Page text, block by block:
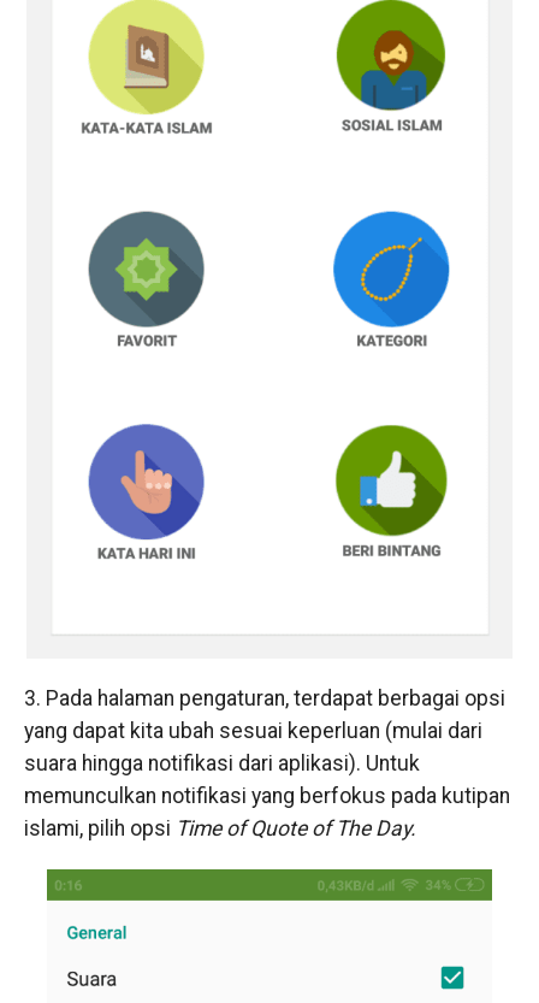
3. Pada halaman pengaturan, terdapat berbagai opsi
yang dapat kita ubah sesuai keperluan (mulai dari
suara hingga notifikasi dari aplikasi). Untuk
memunculkan notifikasi yang berfokus pada kutipan
islami, pilih opsi Time of Quote of The Day.